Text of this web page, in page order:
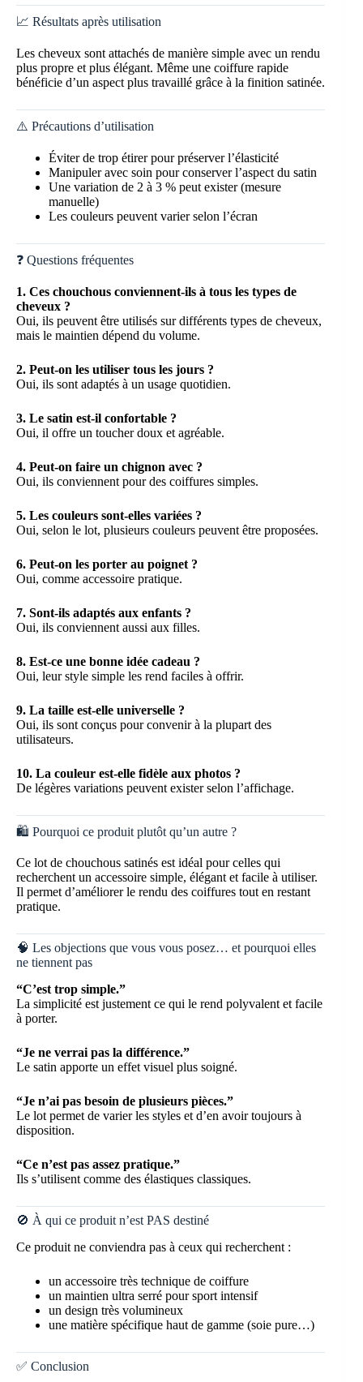
📈 Résultats après utilisation
Les cheveux sont attachés de manière simple avec un rendu
plus propre et plus élégant. Même une coiffure rapide
bénéficie d’un aspect plus travaillé grâce à la finition satinée.
⚠️ Précautions d’utilisation
Éviter de trop étirer pour préserver l’élasticité
Manipuler avec soin pour conserver l’aspect du satin
Une variation de 2 à 3 % peut exister (mesure
manuelle)
Les couleurs peuvent varier selon l’écran
❓ Questions fréquentes
1. Ces chouchous conviennent-ils à tous les types de
cheveux ?
Oui, ils peuvent être utilisés sur différents types de cheveux,
mais le maintien dépend du volume.
2. Peut-on les utiliser tous les jours ?
Oui, ils sont adaptés à un usage quotidien.
3. Le satin est-il confortable ?
Oui, il offre un toucher doux et agréable.
4. Peut-on faire un chignon avec ?
Oui, ils conviennent pour des coiffures simples.
5. Les couleurs sont-elles variées ?
Oui, selon le lot, plusieurs couleurs peuvent être proposées.
6. Peut-on les porter au poignet ?
Oui, comme accessoire pratique.
7. Sont-ils adaptés aux enfants ?
Oui, ils conviennent aussi aux filles.
8. Est-ce une bonne idée cadeau ?
Oui, leur style simple les rend faciles à offrir.
9. La taille est-elle universelle ?
Oui, ils sont conçus pour convenir à la plupart des
utilisateurs.
10. La couleur est-elle fidèle aux photos ?
De légères variations peuvent exister selon l’affichage.
🛍️ Pourquoi ce produit plutôt qu’un autre ?
Ce lot de chouchous satinés est idéal pour celles qui
recherchent un accessoire simple, élégant et facile à utiliser.
Il permet d’améliorer le rendu des coiffures tout en restant
pratique.
🧠 Les objections que vous vous posez… et pourquoi elles
ne tiennent pas
“C’est trop simple.”
La simplicité est justement ce qui le rend polyvalent et facile
à porter.
“Je ne verrai pas la différence.”
Le satin apporte un effet visuel plus soigné.
“Je n’ai pas besoin de plusieurs pièces.”
Le lot permet de varier les styles et d’en avoir toujours à
disposition.
“Ce n’est pas assez pratique.”
Ils s’utilisent comme des élastiques classiques.
🚫 À qui ce produit n’est PAS destiné
Ce produit ne conviendra pas à ceux qui recherchent :
un accessoire très technique de coiffure
un maintien ultra serré pour sport intensif
un design très volumineux
une matière spécifique haut de gamme (soie pure…)
✅ Conclusion